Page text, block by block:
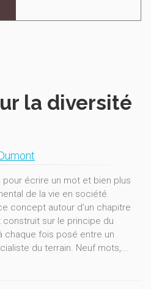
la diversité
pour écrire un mot et bien plus
de la vie en société.
concept autour d’un chapitre
sur le principe du
chaque fois posé entre un
du terrain. Neuf mots,...